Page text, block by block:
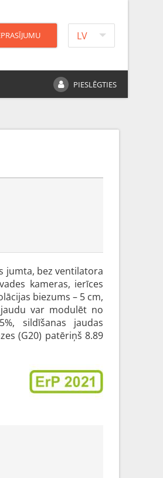
LV
PIESLĒGTIES
jumta, bez ventilatora
kameras, ierīces
biezums – 5 cm,
var modulēt no
sildīšanas jaudas
(G20) patēriņš 8.89